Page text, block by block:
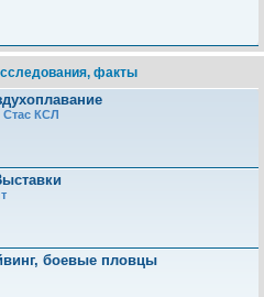
факты
Стас КСЛ
боевые пловцы